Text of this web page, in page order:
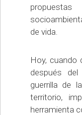
de vida.
Hoy, cuando
después
guerrilla de
territorio,
herramienta